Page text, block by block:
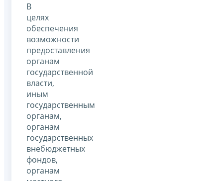
В
целях
обеспечения
возможности
предоставления
органам
государственной
власти,
иным
государственным
органам,
органам
государственных
внебюджетных
фондов,
органам